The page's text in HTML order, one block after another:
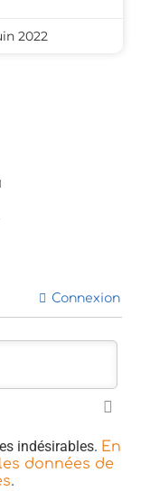
2022
Connexion
indésirables. En
données de
.